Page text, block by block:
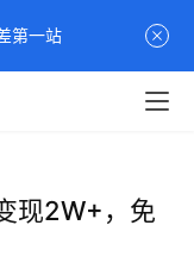
现2W+，免
第一站